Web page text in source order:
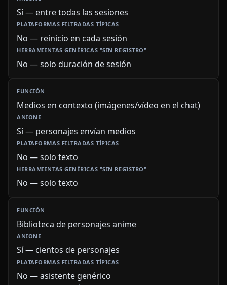
Sí — entre todas las sesiones
No — reinicio en cada sesión
No — solo duración de sesión
Medios en contexto (imágenes/vídeo en el chat)
Sí — personajes envían medios
No — solo texto
No — solo texto
Biblioteca de personajes anime
Sí — cientos de personajes
No — asistente genérico